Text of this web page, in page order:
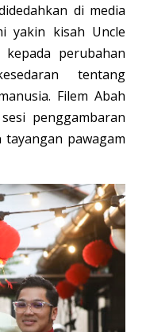
di media
yakin kisah Uncle
perubahan
tentang
Filem Abah
penggambaran
tayangan pawagam